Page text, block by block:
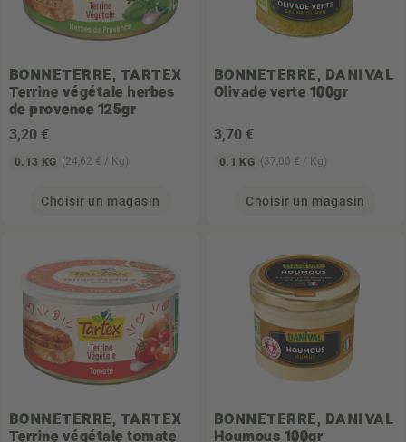
BONNETERRE, TARTEX
Terrine végétale herbes
de provence 125gr
3,20 €
0.13 KG (24,62 € / Kg)
Choisir un magasin
BONNETERRE, DANIVAL
Olivade verte 100gr
3,70 €
0.1 KG (37,00 € / Kg)
Choisir un magasin
BONNETERRE, TARTEX
Terrine végétale tomate
BONNETERRE, DANIVAL
Houmous 100gr